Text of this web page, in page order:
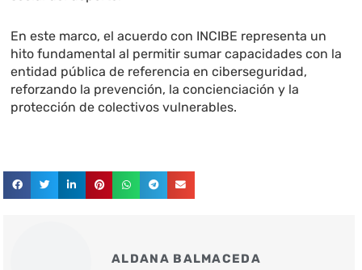
En este marco, el acuerdo con INCIBE representa un
hito fundamental al permitir sumar capacidades con la
entidad pública de referencia en ciberseguridad,
reforzando la prevención, la concienciación y la
protección de colectivos vulnerables.
ALDANA BALMACEDA